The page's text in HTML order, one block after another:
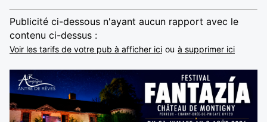
Publicité ci-dessous n'ayant aucun rapport avec le
contenu ci-dessus :
Voir les tarifs de votre pub à afficher ici ou à supprimer ici